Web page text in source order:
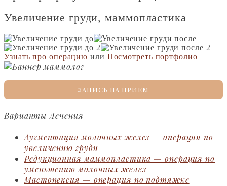
Увеличение груди, маммопластика
Узнать про операцию или Посмотреть портфолио
ЗАПИСЬ НА ПРИЕМ
Варианты Лечения
Аугментация молочных желез — операция по
увеличению груди
Редукционная маммопластика — операция по
уменьшению молочных желез
Мастопексия — операция по подтяжке